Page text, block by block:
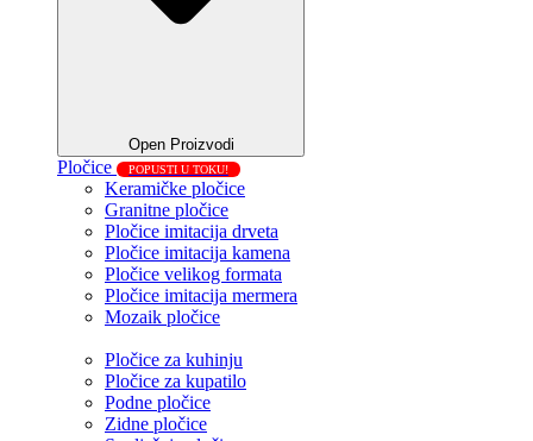
Open Proizvodi
Pločice POPUSTI U TOKU!
Keramičke pločice
Granitne pločice
Pločice imitacija drveta
Pločice imitacija kamena
Pločice velikog formata
Pločice imitacija mermera
Mozaik pločice
Pločice za kuhinju
Pločice za kupatilo
Podne pločice
Zidne pločice